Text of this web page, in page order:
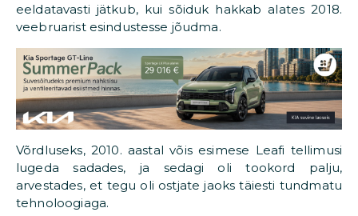
eeldatavasti jätkub, kui sõiduk hakkab alates 2018.
veebruarist esindustesse jõudma.
Võrdluseks, 2010. aastal võis esimese Leafi tellimusi
lugeda sadades, ja sedagi oli tookord palju,
arvestades, et tegu oli ostjate jaoks täiesti tundmatu
tehnoloogiaga.